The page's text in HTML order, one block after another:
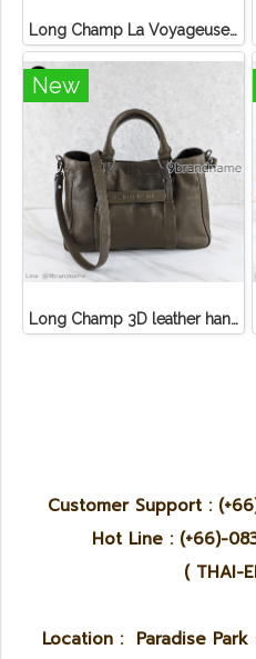
Long Champ La Voyageuse Bag Leather
New
Long Champ 3D leather handbag
Customer Support :
Hot Line : (+66)-
( THAI-
Location : Paradise